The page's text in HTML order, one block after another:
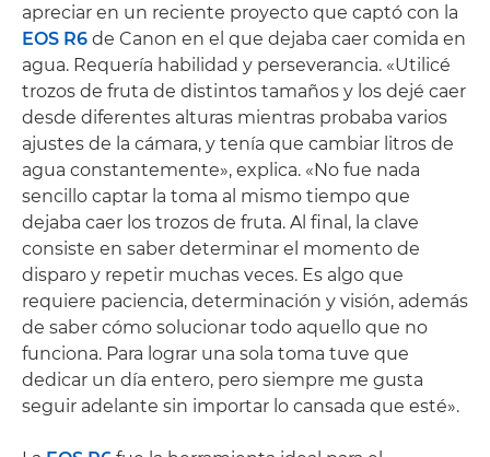
apreciar en un reciente proyecto que captó con la
EOS R6 de Canon en el que dejaba caer comida en
agua. Requería habilidad y perseverancia. «Utilicé
trozos de fruta de distintos tamaños y los dejé caer
desde diferentes alturas mientras probaba varios
ajustes de la cámara, y tenía que cambiar litros de
agua constantemente», explica. «No fue nada
sencillo captar la toma al mismo tiempo que
dejaba caer los trozos de fruta. Al final, la clave
consiste en saber determinar el momento de
disparo y repetir muchas veces. Es algo que
requiere paciencia, determinación y visión, además
de saber cómo solucionar todo aquello que no
funciona. Para lograr una sola toma tuve que
dedicar un día entero, pero siempre me gusta
seguir adelante sin importar lo cansada que esté».